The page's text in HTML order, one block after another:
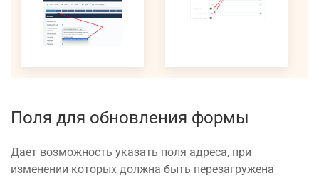
Поля для обновления формы
Дает возможность указать поля адреса, при
изменении которых должна быть перезагружена